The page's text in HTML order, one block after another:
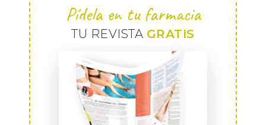
Pídela en tu farmacia
TU REVISTA GRATIS